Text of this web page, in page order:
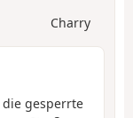
Charry
gesperrte